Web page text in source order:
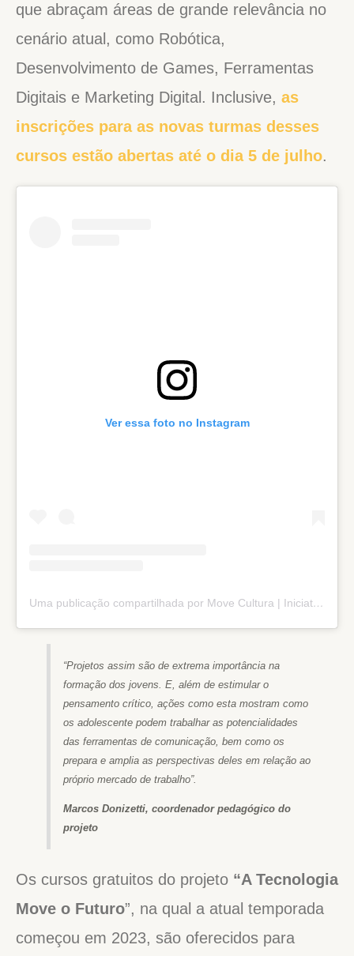
que abraçam áreas de grande relevância no
cenário atual, como Robótica,
Desenvolvimento de Games, Ferramentas
Digitais e Marketing Digital. Inclusive, as
inscrições para as novas turmas desses
cursos estão abertas até o dia 5 de julho.
Ver essa foto no Instagram
Uma publicação compartilhada por Move Cultura | Iniciativa Social (@movecultura)
“Projetos assim são de extrema importância na
formação dos jovens. E, além de estimular o
pensamento crítico, ações como esta mostram como
os adolescente podem trabalhar as potencialidades
das ferramentas de comunicação, bem como os
prepara e amplia as perspectivas deles em relação ao
próprio mercado de trabalho”.
Marcos Donizetti, coordenador pedagógico do
projeto
Os cursos gratuitos do projeto “A Tecnologia
Move o Futuro”, na qual a atual temporada
começou em 2023, são oferecidos para